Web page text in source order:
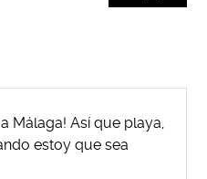
Málaga! Así que playa,
estoy que sea